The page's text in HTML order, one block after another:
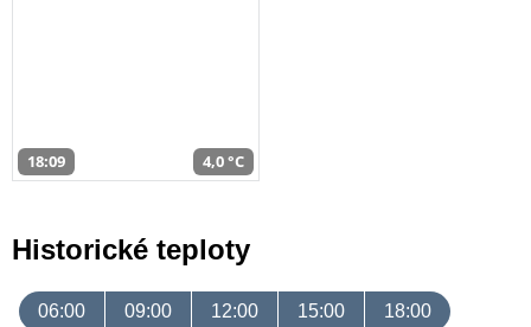
18:09 4,0 °C
Historické teploty
06:00 09:00 12:00 15:00 18:00